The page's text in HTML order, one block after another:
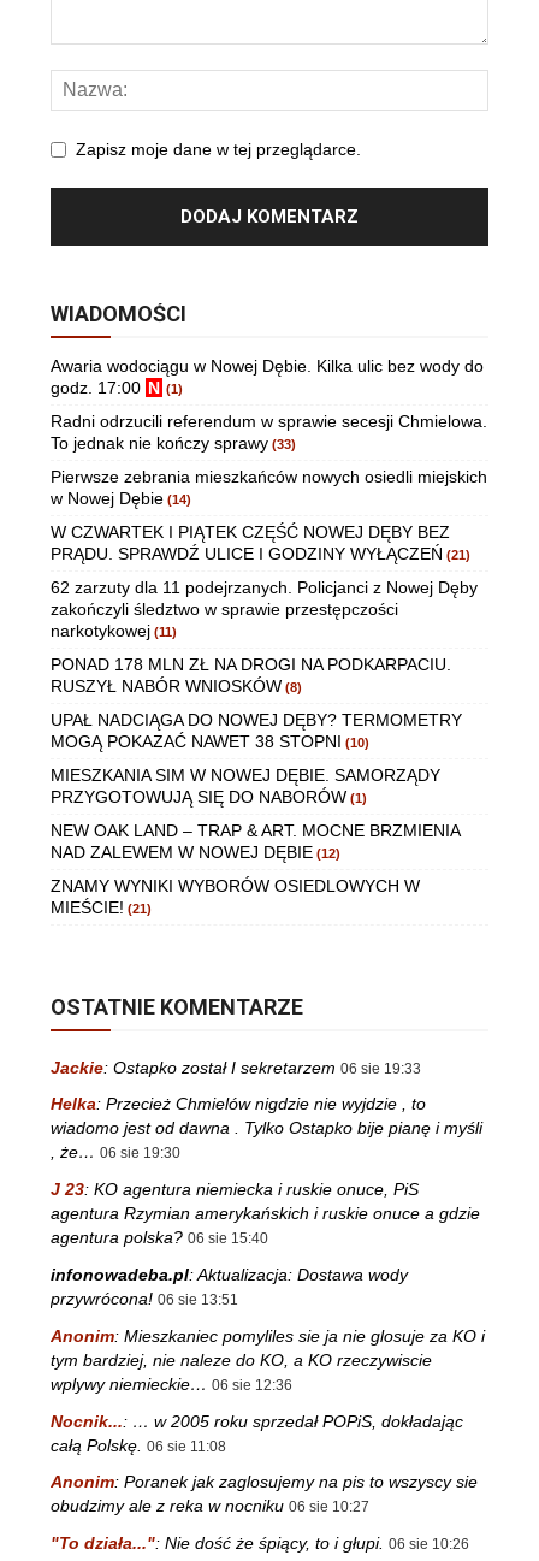
Zapisz moje dane w tej przeglądarce.
WIADOMOŚCI
Awaria wodociągu w Nowej Dębie. Kilka ulic bez wody do
godz. 17:00 N (1)
Radni odrzucili referendum w sprawie secesji Chmielowa.
To jednak nie kończy sprawy (33)
Pierwsze zebrania mieszkańców nowych osiedli miejskich
w Nowej Dębie (14)
W CZWARTEK I PIĄTEK CZĘŚĆ NOWEJ DĘBY BEZ
PRĄDU. SPRAWDŹ ULICE I GODZINY WYŁĄCZEŃ (21)
62 zarzuty dla 11 podejrzanych. Policjanci z Nowej Dęby
zakończyli śledztwo w sprawie przestępczości
narkotykowej (11)
PONAD 178 MLN ZŁ NA DROGI NA PODKARPACIU.
RUSZYŁ NABÓR WNIOSKÓW (8)
UPAŁ NADCIĄGA DO NOWEJ DĘBY? TERMOMETRY
MOGĄ POKAZAĆ NAWET 38 STOPNI (10)
MIESZKANIA SIM W NOWEJ DĘBIE. SAMORZĄDY
PRZYGOTOWUJĄ SIĘ DO NABORÓW (1)
NEW OAK LAND – TRAP & ART. MOCNE BRZMIENIA
NAD ZALEWEM W NOWEJ DĘBIE (12)
ZNAMY WYNIKI WYBORÓW OSIEDLOWYCH W
MIEŚCIE! (21)
OSTATNIE KOMENTARZE
Jackie: Ostapko został I sekretarzem 06 sie 19:33
Helka: Przecież Chmielów nigdzie nie wyjdzie , to
wiadomo jest od dawna . Tylko Ostapko bije pianę i myśli
, że… 06 sie 19:30
J 23: KO agentura niemiecka i ruskie onuce, PiS
agentura Rzymian amerykańskich i ruskie onuce a gdzie
agentura polska? 06 sie 15:40
infonowadeba.pl:Aktualizacja: Dostawa wody
przywrócona! 06 sie 13:51
Anonim: Mieszkaniec pomyliles sie ja nie glosuje za KO i
tym bardziej, nie naleze do KO, a KO rzeczywiscie
wplywy niemieckie… 06 sie 12:36
Nocnik...: … w 2005 roku sprzedał POPiS, dokładając
całą Polskę. 06 sie 11:08
Anonim: Poranek jak zaglosujemy na pis to wszyscy sie
obudzimy ale z reka w nocniku 06 sie 10:27
"To działa...": Nie dość że śpiący, to i głupi. 06 sie 10:26